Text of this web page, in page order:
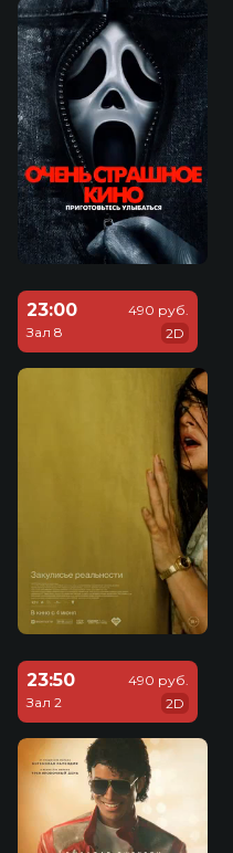
23:00
Зал 8
490 руб.
2D
23:50
Зал 2
490 руб.
2D